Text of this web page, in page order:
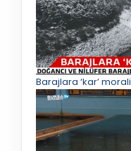
Barajlara ‘kar’ morali